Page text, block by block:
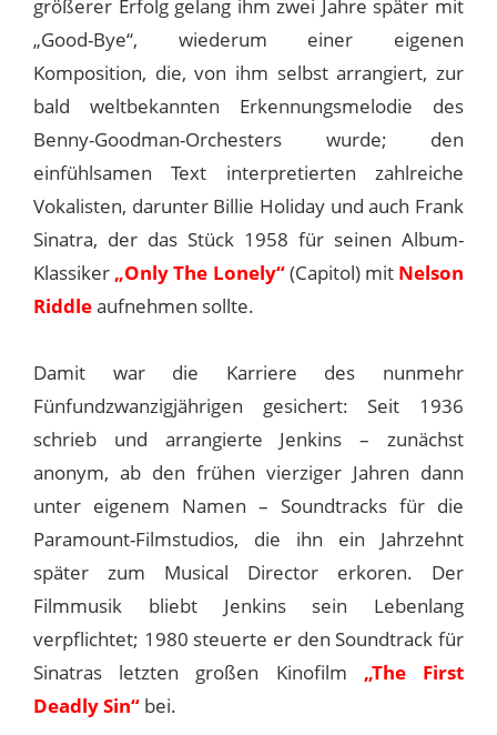
größerer Erfolg gelang ihm zwei Jahre später mit
„Good-Bye“, wiederum einer eigenen
Komposition, die, von ihm selbst arrangiert, zur
bald weltbekannten Erkennungsmelodie des
Benny-Goodman-Orchesters wurde; den
einfühlsamen Text interpretierten zahlreiche
Vokalisten, darunter Billie Holiday und auch Frank
Sinatra, der das Stück 1958 für seinen Album-
Klassiker „Only The Lonely“(Capitol) mit Nelson
Riddleaufnehmen sollte.
Damit war die Karriere des nunmehr
Fünfundzwanzigjährigen gesichert: Seit 1936
schrieb und arrangierte Jenkins – zunächst
anonym, ab den frühen vierziger Jahren dann
unter eigenem Namen – Soundtracks für die
Paramount-Filmstudios, die ihn ein Jahrzehnt
später zum Musical Director erkoren. Der
Filmmusik bliebt Jenkins sein Lebenlang
verpflichtet; 1980 steuerte er den Soundtrack für
Sinatras letzten großen Kinofilm „The First
Deadly Sin“ bei.